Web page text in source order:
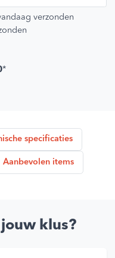
verzonden
*
specificaties
Aanbevolen items
klus?